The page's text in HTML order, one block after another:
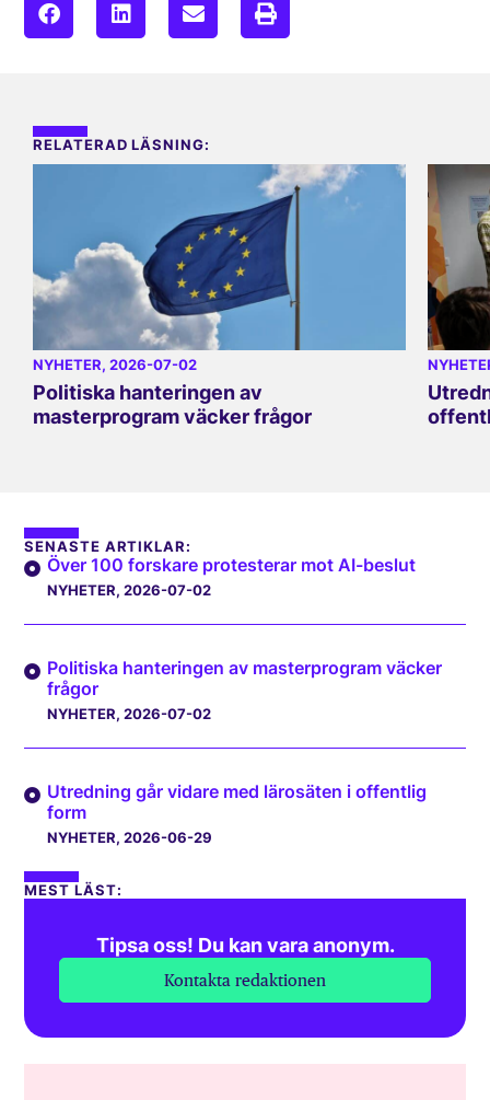
RELATERAD LÄSNING:
NYHETER, 2026-07-02
Politiska hanteringen av
masterprogram väcker frågor
SENASTE ARTIKLAR:
Över 100 forskare protesterar mot AI-beslut
NYHETER, 2026-07-02
Politiska hanteringen av masterprogram väcker
frågor
NYHETER, 2026-07-02
Utredning går vidare med lärosäten i offentlig
form
NYHETER, 2026-06-29
MEST LÄST:
Tipsa oss! Du kan vara anonym.
Kontakta redaktionen